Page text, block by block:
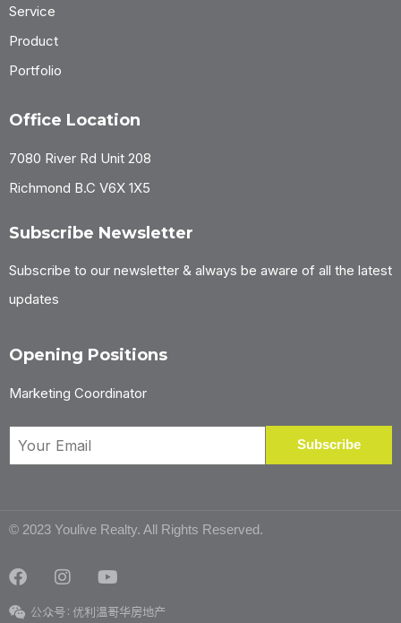
Service
Product
Portfolio
Office Location
7080 River Rd Unit 208
Richmond B.C V6X 1X5
Subscribe Newsletter
Subscribe to our newsletter & always be aware of all the latest
updates
Opening Positions
Marketing Coordinator
© 2023 Youlive Realty. All Rights Reserved.
公众号：优利温哥华房地产